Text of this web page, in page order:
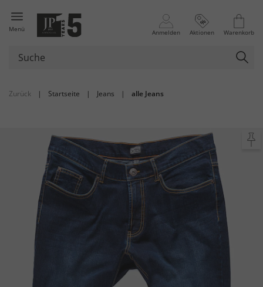
Menü Anmelden Aktionen Warenkorb
Zurück | Startseite | Jeans | alle Jeans